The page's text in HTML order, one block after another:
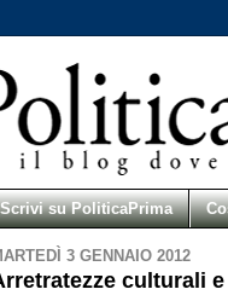
Scrivi su PoliticaPrima
3 GENNAIO 2012
culturali